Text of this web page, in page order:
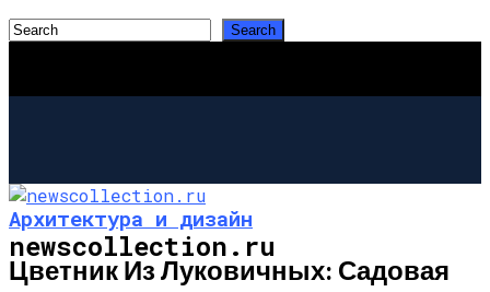
newscollection.ru
Архитектура и дизайн
Цветник Из Луковичных: Садовая